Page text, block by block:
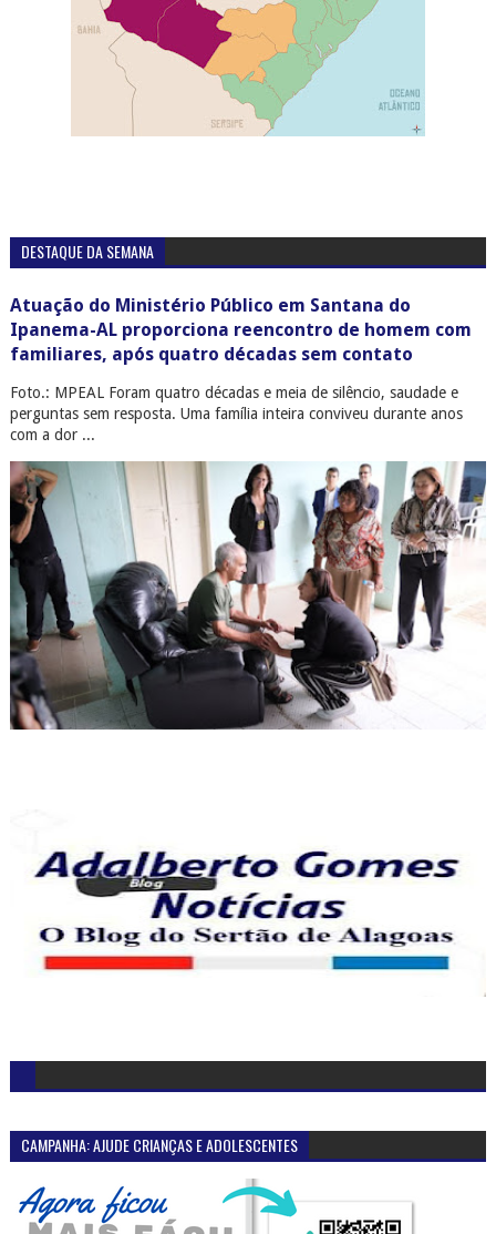
DESTAQUE DA SEMANA
Atuação do Ministério Público em Santana do
Ipanema-AL proporciona reencontro de homem com
familiares, após quatro décadas sem contato
Foto.: MPEAL Foram quatro décadas e meia de silêncio, saudade e
perguntas sem resposta. Uma família inteira conviveu durante anos
com a dor ...
CAMPANHA: AJUDE CRIANÇAS E ADOLESCENTES